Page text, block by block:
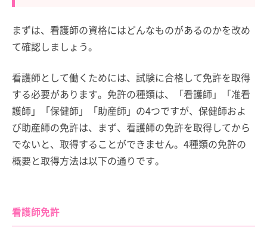
まずは、看護師の資格にはどんなものがあるのかを改め
て確認しましょう。
看護師として働くためには、試験に合格して免許を取得
する必要があります。免許の種類は、「看護師」「准看
護師」「保健師」「助産師」の4つですが、保健師およ
び助産師の免許は、まず、看護師の免許を取得してから
でないと、取得することができません。4種類の免許の
概要と取得方法は以下の通りです。
看護師免許